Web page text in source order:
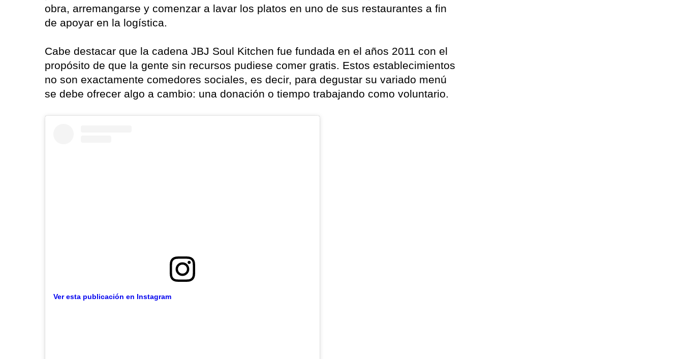
obra, arremangarse y comenzar a lavar los platos en uno de sus restaurantes a fin
de apoyar en la logística.
Cabe destacar que la cadena JBJ Soul Kitchen fue fundada en el años 2011 con el
propósito de que la gente sin recursos pudiese comer gratis. Estos establecimientos
no son exactamente comedores sociales, es decir, para degustar su variado menú
se debe ofrecer algo a cambio: una donación o tiempo trabajando como voluntario.
Ver esta publicación en Instagram